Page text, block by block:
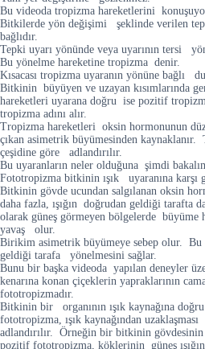
Bu videoda tropizma hareketlerini
Bitkilerde yön değişimi şeklinde verilen
bağlıdır.
Tepki uyarı yönünde veya uyarının tersi
Bu yönelme hareketine tropizma denir.
Kısacası tropizma uyaranın yönüne bağlı
Bitkinin büyüyen ve uzayan kısımlarında
hareketleri uyarana doğru ise pozitif
tropizma adını alır.
Tropizma hareketleri oksin hormonunun
çıkan asimetrik büyümesinden
çeşidine göre adlandırılır.
Bu uyaranların neler olduğuna şimdi
Fototropizma bitkinin ışık uyaranına karşı
Bitkinin gövde ucundan salgılanan oksin
daha fazla, ışığın doğrudan geldiği tarafta
olarak güneş görmeyen bölgelerde büyüme
yavaş olur.
Birikim asimetrik büyümeye sebep olur. Bu
geldiği tarafa yönelmesini sağlar.
Bunu bir başka videoda yapılan deneyler
kenarına konan çiçeklerin yapraklarının
fototropizmadır.
Bitkinin bir organının ışık kaynağına
fototropizma, ışık kaynağından
adlandırılır. Örneğin bir bitkinin
pozitif fototropizma, köklerinin güneş